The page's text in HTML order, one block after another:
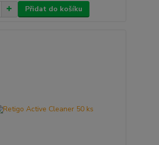
Přidat do košíku